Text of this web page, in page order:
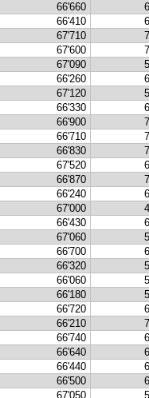
66'660
66'410
67'710
67'600
67'090
66'260
67'120
66'330
66'900
66'710
66'830
67'520
66'870
66'240
67'000
66'430
67'060
66'700
66'320
66'060
66'180
66'720
66'210
66'740
66'640
66'440
66'500
67'050